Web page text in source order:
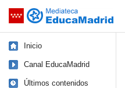
Saltar navegación
Inicio
Canal EducaMadrid
Últimos contenidos